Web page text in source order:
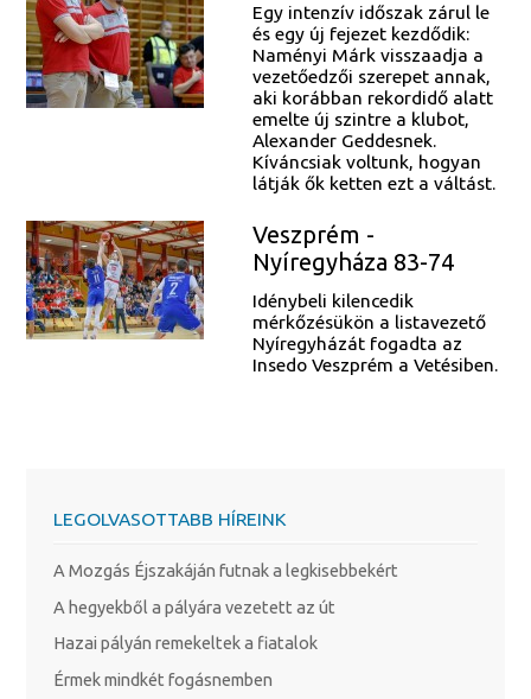
Egy intenzív időszak zárul le
és egy új fejezet kezdődik:
Naményi Márk visszaadja a
vezetőedzői szerepet annak,
aki korábban rekordidő alatt
emelte új szintre a klubot,
Alexander Geddesnek.
Kíváncsiak voltunk, hogyan
látják ők ketten ezt a váltást.
Veszprém -
Nyíregyháza 83-74
Idénybeli kilencedik
mérkőzésükön a listavezető
Nyíregyházát fogadta az
Insedo Veszprém a Vetésiben.
LEGOLVASOTTABB HÍREINK
A Mozgás Éjszakáján futnak a legkisebbekért
A hegyekből a pályára vezetett az út
Hazai pályán remekeltek a fiatalok
Érmek mindkét fogásnemben